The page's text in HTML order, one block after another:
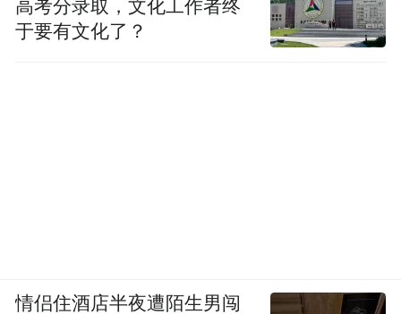
高考分录取，文化工作者终
于要有文化了？
情侣住酒店半夜遭陌生男闯